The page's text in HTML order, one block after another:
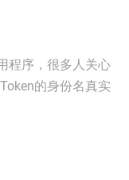
程序，很多人关心
的身份名真实